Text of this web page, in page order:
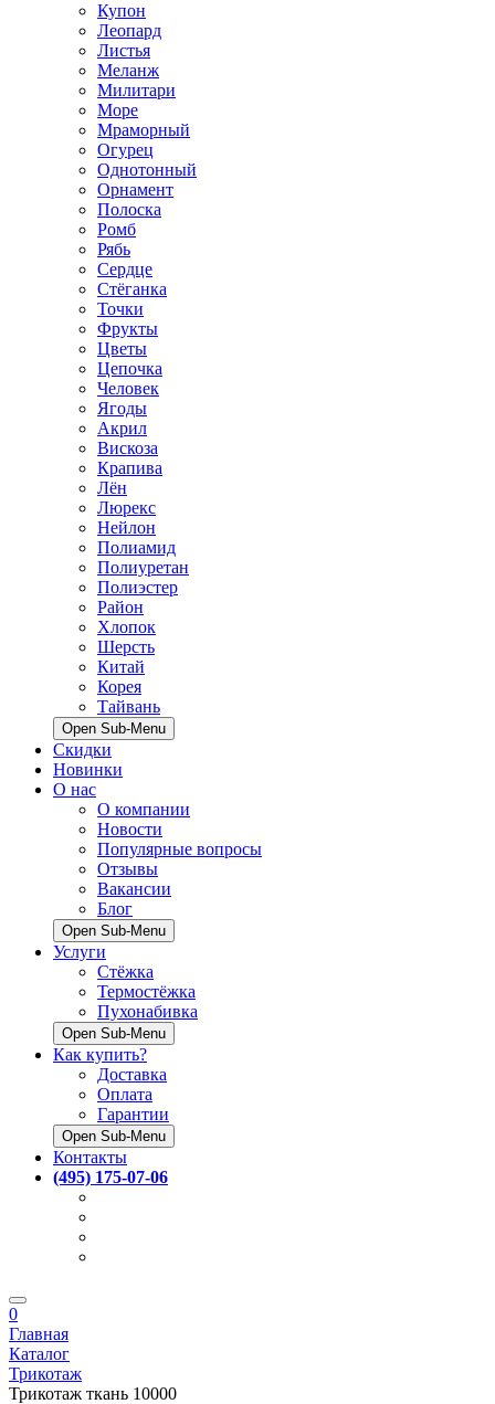
Купон
Леопард
Листья
Меланж
Милитари
Море
Мраморный
Огурец
Однотонный
Орнамент
Полоска
Ромб
Рябь
Сердце
Стёганка
Точки
Фрукты
Цветы
Цепочка
Человек
Ягоды
Акрил
Вискоза
Крапива
Лён
Люрекс
Нейлон
Полиамид
Полиуретан
Полиэстер
Район
Хлопок
Шерсть
Китай
Корея
Тайвань
Open Sub-Menu
Скидки
Новинки
О нас
О компании
Новости
Популярные вопросы
Отзывы
Вакансии
Блог
Open Sub-Menu
Услуги
Стёжка
Термостёжка
Пухонабивка
Open Sub-Menu
Как купить?
Доставка
Оплата
Гарантии
Open Sub-Menu
Контакты
(495) 175-07-06
0
Главная
Каталог
Трикотаж
Трикотаж ткань 10000